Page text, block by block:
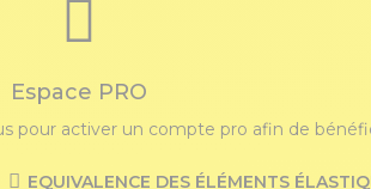
Espace PRO
pour activer un compte pro afin de
EQUIVALENCE DES ÉLÉMENTS